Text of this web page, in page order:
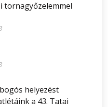
tornagyőzelemmel
helyezést
a 43. Tatai